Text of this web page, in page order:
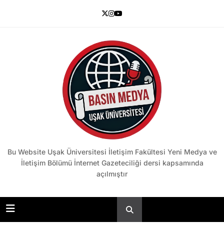
Basın Medya
Bu Website Uşak Üniversitesi İletişim Fakültesi Yeni Medya ve
İletişim Bölümü İnternet Gazeteciliği dersi kapsamında
açılmıştır